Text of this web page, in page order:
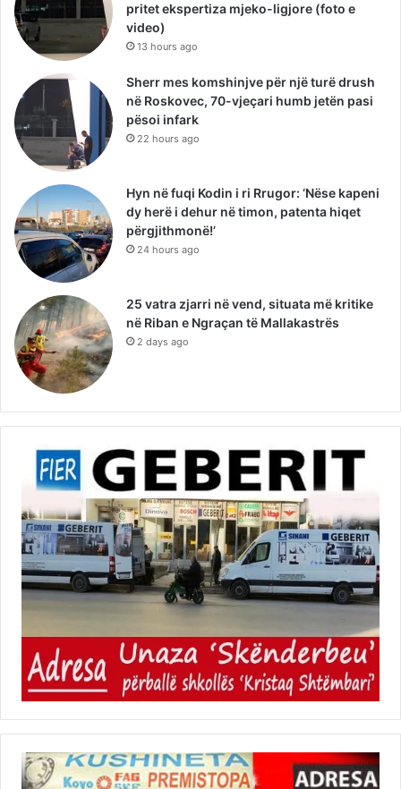
pritet ekspertiza mjeko-ligjore (foto e
video)
13 hours ago
Sherr mes komshinjve për një turë drush
në Roskovec, 70-vjeçari humb jetën pasi
pësoi infark
22 hours ago
Hyn në fuqi Kodin i ri Rrugor: ‘Nëse kapeni
dy herë i dehur në timon, patenta hiqet
përgjithmonë!’
24 hours ago
25 vatra zjarri në vend, situata më kritike
në Riban e Ngraçan të Mallakastrës
2 days ago